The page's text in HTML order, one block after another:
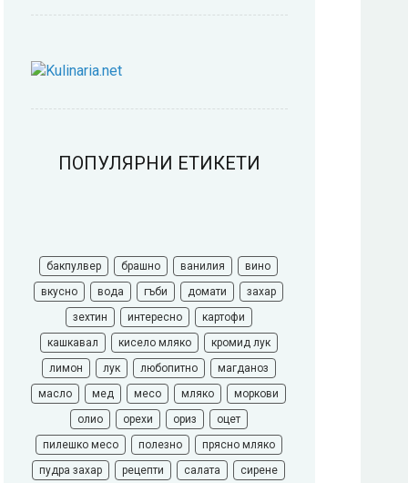
ПОПУЛЯРНИ ЕТИКЕТИ
бакпулвер брашно ванилия
вино
вкусно
вода гъби домати
захар
зехтин
интересно
картофи
кашкавал
кисело мляко
кромид лук
лимон
лук любопитно
магданоз
масло
мед месо мляко
моркови
олио
орехи ориз
оцет
пилешко месо
полезно
прясно мляко
пудра захар
рецепти салата сирене